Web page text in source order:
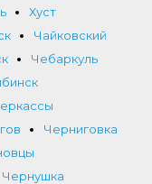
Хуст
Чайковский
Чебаркуль
Черниговка
Чернушка